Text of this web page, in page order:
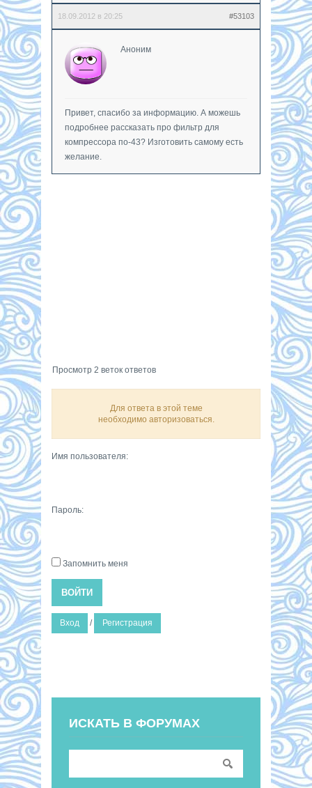
18.09.2012 в 20:25 #53103
Аноним
Привет, спасибо за информацию. А можешь
подробнее рассказать про фильтр для
компрессора по-43? Изготовить самому есть
желание.
Просмотр 2 веток ответов
Для ответа в этой теме
необходимо авторизоваться.
Имя пользователя:
Пароль:
Запомнить меня
ВОЙТИ
Вход / Регистрация
ИСКАТЬ В ФОРУМАХ